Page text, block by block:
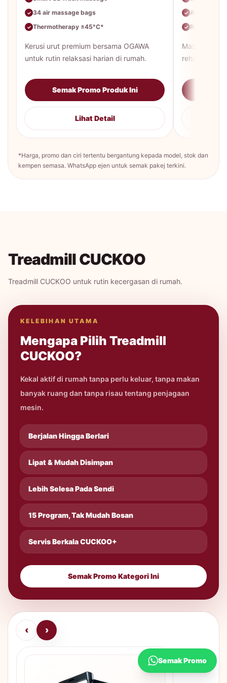
✓ 34 air massage bags
✓ Thermotherapy ±45°C*
Kerusi urut premium bersama OGAWA
untuk rutin relaksasi harian di rumah.
Semak Promo Produk Ini
Lihat Detail
✓ Auto
✓ Rekaan
Massage
rehat harian
*Harga, promo dan ciri tertentu bergantung kepada model, stok dan
kempen semasa. WhatsApp ejen untuk semak pakej terkini.
Treadmill CUCKOO
Treadmill CUCKOO untuk rutin kecergasan di rumah.
KELEBIHAN UTAMA
Mengapa Pilih Treadmill
CUCKOO?
Kekal aktif di rumah tanpa perlu keluar, tanpa makan
banyak ruang dan tanpa risau tentang penjagaan
mesin.
Berjalan Hingga Berlari
Lipat & Mudah Disimpan
Lebih Selesa Pada Sendi
15 Program, Tak Mudah Bosan
Servis Berkala CUCKOO+
Semak Promo Kategori Ini
‹ ›
Semak Promo